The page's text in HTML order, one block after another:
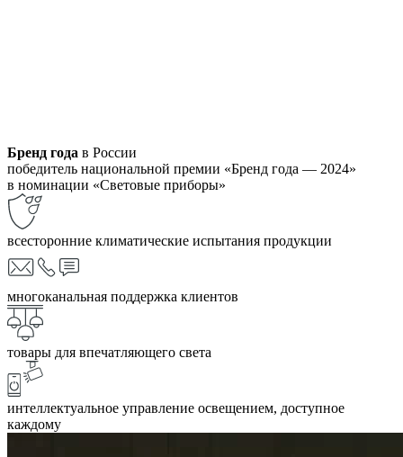
Бренд года в России
победитель национальной премии «Бренд года — 2024»
в номинации «Световые приборы»
всесторонние климатические испытания продукции
многоканальная поддержка клиентов
товары для впечатляющего света
интеллектуальное управление освещением, доступное
каждому